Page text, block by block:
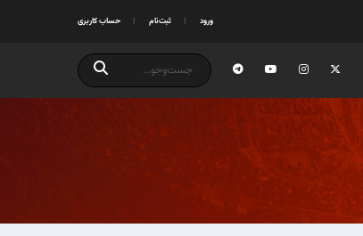
ورود ثبت‌نام حساب کاربری